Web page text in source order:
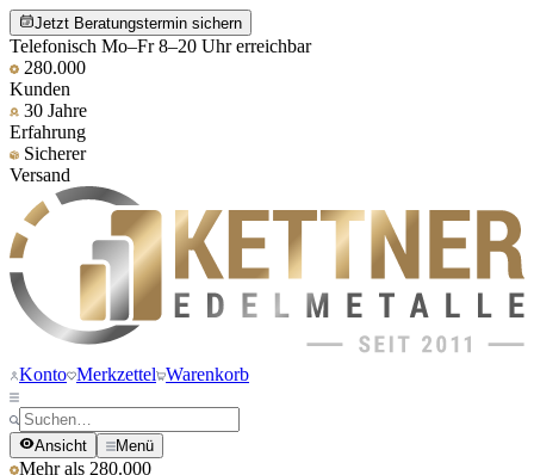
Jetzt Beratungstermin sichern
Telefonisch Mo–Fr 8–20 Uhr erreichbar
280.000
Kunden
30 Jahre
Erfahrung
Sicherer
Versand
Konto Merkzettel Warenkorb
Ansicht Menü
Mehr als 280.000